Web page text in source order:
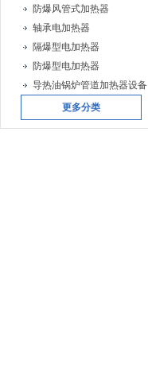
防爆风管式加热器
轴承电加热器
隔爆型电加热器
防爆型电加热器
导热油锅炉管道加热器设备
更多分类